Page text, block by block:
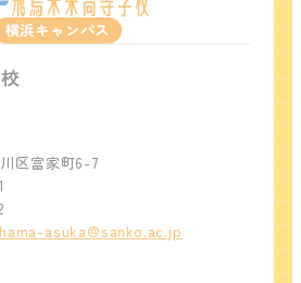
横浜キャンパス
区富家町6-7
asuka@sanko.ac.jp